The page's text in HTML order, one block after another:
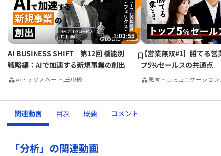
1:03:55
AI BUSINESS SHIFT 第12回 機能別
戦略編：AIで加速する新規事業の創出
AI・テクノベート 中級
【営業無双#1】勝てる営
プ5%セールスの共通点
思考・コミュニケーション
関連動画 目次 概要 コメント
「分析」の関連動画